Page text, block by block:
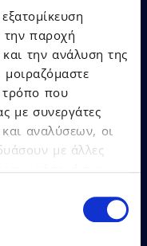
την παροχή
την ανάλυση της
μοιραζόμαστε
που
με συνεργάτες
αναλύσεων, οι
με άλλες